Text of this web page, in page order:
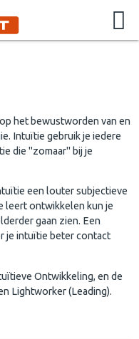
het bewustworden van en
Intuïtie gebruik je iedere
die "zomaar" bij je
een louter subjectieve
leert ontwikkelen kun je
gaan zien. Een
je intuïtie beter contact
Ontwikkeling, en de
Lightworker (Leading).